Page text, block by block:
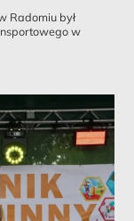
Radomiu był
w